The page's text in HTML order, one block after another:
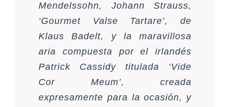
Mendelssohn, Johann Strauss,
‘Gourmet Valse Tartare’, de
Klaus Badelt, y la maravillosa
aria compuesta por el irlandés
Patrick Cassidy titulada ‘Vide
Cor Meum’, creada
expresamente para la ocasión, y